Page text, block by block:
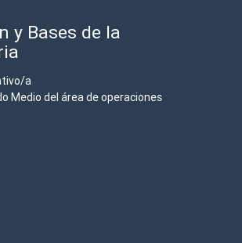
y Bases de la
a
Medio del área de operaciones